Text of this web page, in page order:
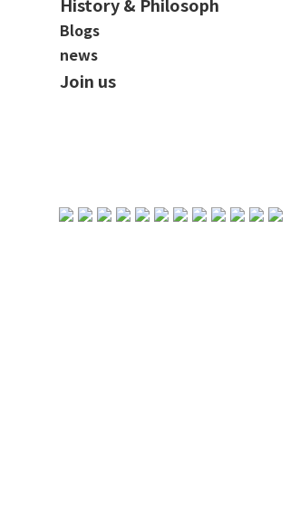
Blogs
news
Join us